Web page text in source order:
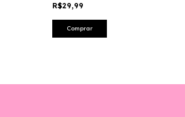
R$29,99